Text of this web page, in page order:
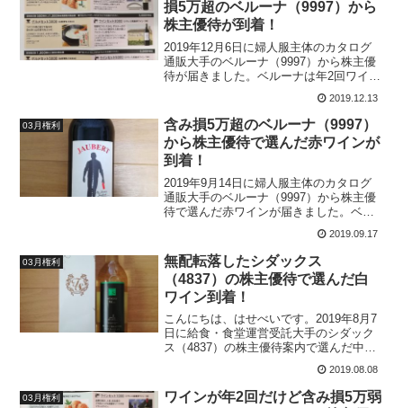
の1,000円相当の赤ワインですが、含み損
6万円超の超高級ワインです。
損5万超のベルーナ（9997）から
株主優待が到着！
2019年12月6日に婦人服主体のカタログ
通販大手のベルーナ（9997）から株主優
待が届きました。ベルーナは年2回ワイン
含み損は5万円を超えてしまいました。
100株保有ですとフランス金賞赤ワイン1
本か南紀の幻（梅干し）から1つ選択する
ことができます。我が家では梅干しを
USMHの株主優待から補充しているの
で、ベルーナの株主優待は毎回赤ワイン
を選択しています。含み損が5万円を超え
てしまっているので、1,000円相当とされ
る赤ワインはお値段以上の高級ワインと
なっているのでよく味わって飲まなけれ
2019.12.13
03月権利
含み損5万超のベルーナ（9997）
から株主優待で選んだ赤ワインが
到着！
2019年9月14日に婦人服主体のカタログ
通販大手のベルーナ（9997）から株主優
待で選んだ赤ワインが届きました。ベル
る貴重な銘柄ですが、含み損は5万円超ま
で膨れてしまい、株主優待の赤ワインは
超高級ワインとなっています。ベルーナ
の赤ワインは、ヤマウラの株主優待でも
らったチーズをおつまみに美味しくいた
だきました。
2019.09.17
03月権利
無配転落したシダックス
（4837）の株主優待で選んだ白
ワイン到着！
こんにちは、はせべいです。2019年8月7
日に給食・食堂運営受託大手のシダック
ス（4837）の株主優待案内で選んだ中伊
豆ワイナリー白ワインが届きました。昨
年に続きシダックスの株主優待で白ワイ
ンを選ぶのは2度目です。現在は無配とな
り、株価は2...
2019.08.08
03月権利
ワインが年2回だけど含み損5万弱